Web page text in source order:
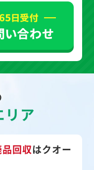
リア
回収はクオー